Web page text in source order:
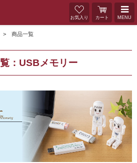
お気入り カート MENU
商品一覧
：USBメモリー